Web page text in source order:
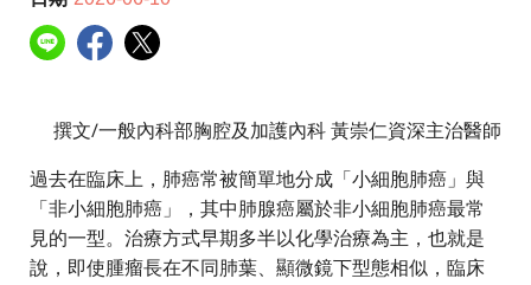
撰文∕一般內科部胸腔及加護內科 黃崇仁資深主治醫師
過去在臨床上，肺癌常被簡單地分成「小細胞肺癌」與
「非小細胞肺癌」，其中肺腺癌屬於非小細胞肺癌最常
見的一型。治療方式早期多半以化學治療為主，也就是
說，即使腫瘤長在不同肺葉、顯微鏡下型態相似，臨床